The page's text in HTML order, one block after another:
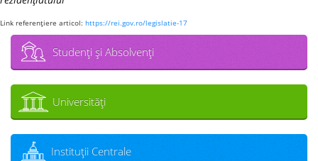
Link referenţiere articol: https://rei.gov.ro/legislatie-17
Studenţi şi Absolvenţi
Universităţi
Instituţii Centrale